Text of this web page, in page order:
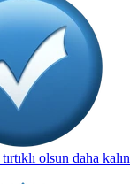
olsun daha kalın